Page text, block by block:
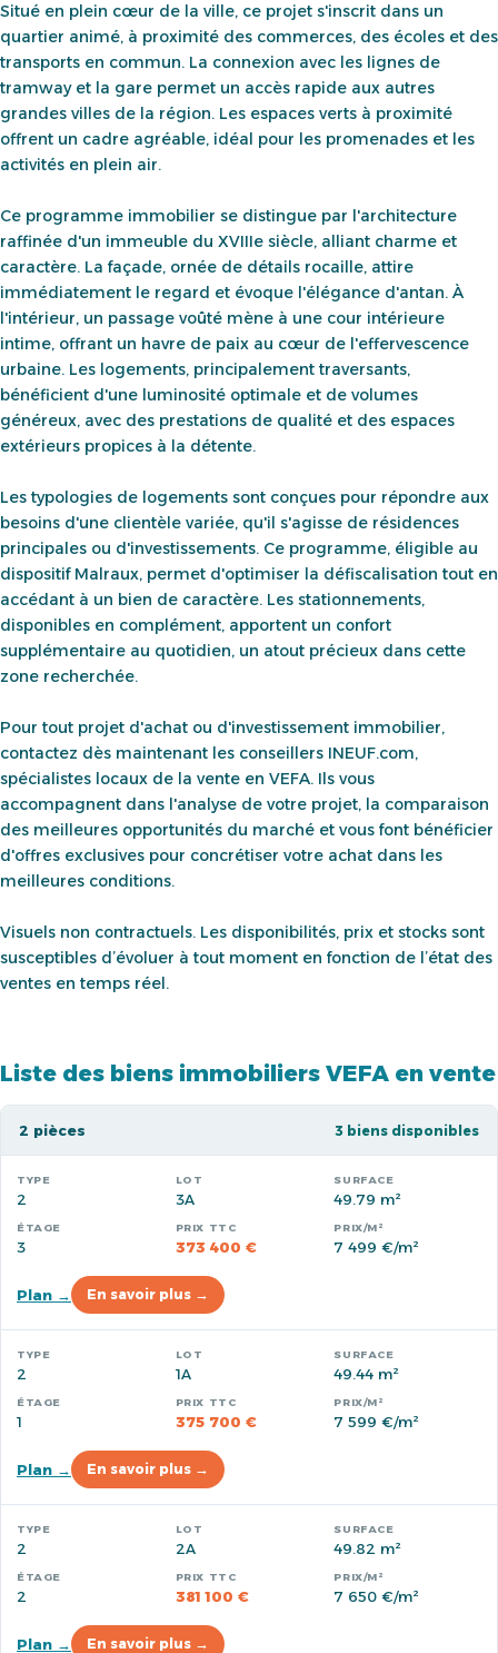
Situé en plein cœur de la ville, ce projet s'inscrit dans un
quartier animé, à proximité des commerces, des écoles et des
transports en commun. La connexion avec les lignes de
tramway et la gare permet un accès rapide aux autres
grandes villes de la région. Les espaces verts à proximité
offrent un cadre agréable, idéal pour les promenades et les
activités en plein air.
Ce programme immobilier se distingue par l'architecture
raffinée d'un immeuble du XVIIIe siècle, alliant charme et
caractère. La façade, ornée de détails rocaille, attire
immédiatement le regard et évoque l'élégance d'antan. À
l'intérieur, un passage voûté mène à une cour intérieure
intime, offrant un havre de paix au cœur de l'effervescence
urbaine. Les logements, principalement traversants,
bénéficient d'une luminosité optimale et de volumes
généreux, avec des prestations de qualité et des espaces
extérieurs propices à la détente.
Les typologies de logements sont conçues pour répondre aux
besoins d'une clientèle variée, qu'il s'agisse de résidences
principales ou d'investissements. Ce programme, éligible au
dispositif Malraux, permet d'optimiser la défiscalisation tout en
accédant à un bien de caractère. Les stationnements,
disponibles en complément, apportent un confort
supplémentaire au quotidien, un atout précieux dans cette
zone recherchée.
Pour tout projet d'achat ou d'investissement immobilier,
contactez dès maintenant les conseillers INEUF.com,
spécialistes locaux de la vente en VEFA. Ils vous
accompagnent dans l'analyse de votre projet, la comparaison
des meilleures opportunités du marché et vous font bénéficier
d'offres exclusives pour concrétiser votre achat dans les
meilleures conditions.
Visuels non contractuels. Les disponibilités, prix et stocks sont
susceptibles d’évoluer à tout moment en fonction de l’état des
ventes en temps réel.
Liste des biens immobiliers VEFA en vente
2 pièces 3 biens disponibles
2 3A 49.79 m²
3 373 400 € 7 499 €/m²
Plan → En savoir plus →
2 1A 49.44 m²
1 375 700 € 7 599 €/m²
Plan → En savoir plus →
2 2A 49.82 m²
2 381 100 € 7 650 €/m²
Plan → En savoir plus →